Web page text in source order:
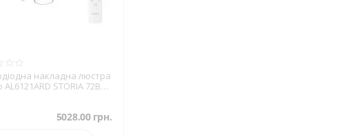
накладна люстра
STORIA 72Вт
5028.00 грн.